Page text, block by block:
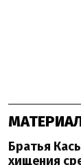
Братья
хищения